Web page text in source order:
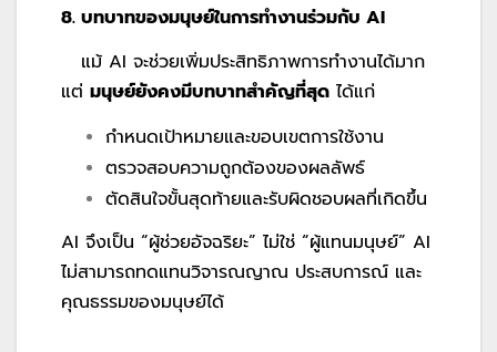
8. บทบาทของมนุษย์ในการทำงานร่วมกับ AI
แม้ AI จะช่วยเพิ่มประสิทธิภาพการทำงานได้มาก
แต่ มนุษย์ยังคงมีบทบาทสำคัญที่สุด ได้แก่
กำหนดเป้าหมายและขอบเขตการใช้งาน
ตรวจสอบความถูกต้องของผลลัพธ์
ตัดสินใจขั้นสุดท้ายและรับผิดชอบผลที่เกิดขึ้น
AI จึงเป็น “ผู้ช่วยอัจฉริยะ” ไม่ใช่ “ผู้แทนมนุษย์” AI
ไม่สามารถทดแทนวิจารณญาณ ประสบการณ์ และ
คุณธรรมของมนุษย์ได้